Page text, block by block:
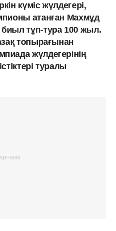
күміс жүлдегері,
атанған Махмұд
тұп-тура 100 жыл.
топырағынан
жүлдегерінің
туралы